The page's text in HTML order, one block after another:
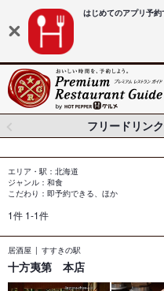
はじめてのアプリ予約
フリードリン
エリア・駅：北海道
ジャンル：和食
こだわり：即予約できる、ほか
1件 1-1件
居酒屋 すすきの駅
十方夷第 本店